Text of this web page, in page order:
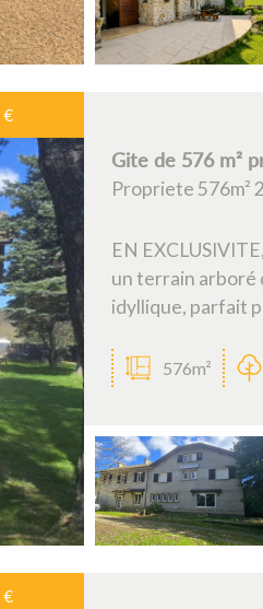
€
Gite de 576 m²
Propriete 576m²
EN
un terrain arboré
idyllique, parfait
576m²
€